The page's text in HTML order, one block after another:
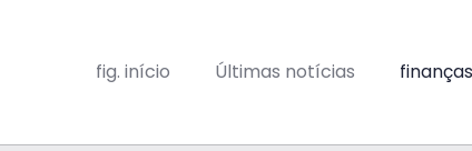
fig. início Últimas notícias